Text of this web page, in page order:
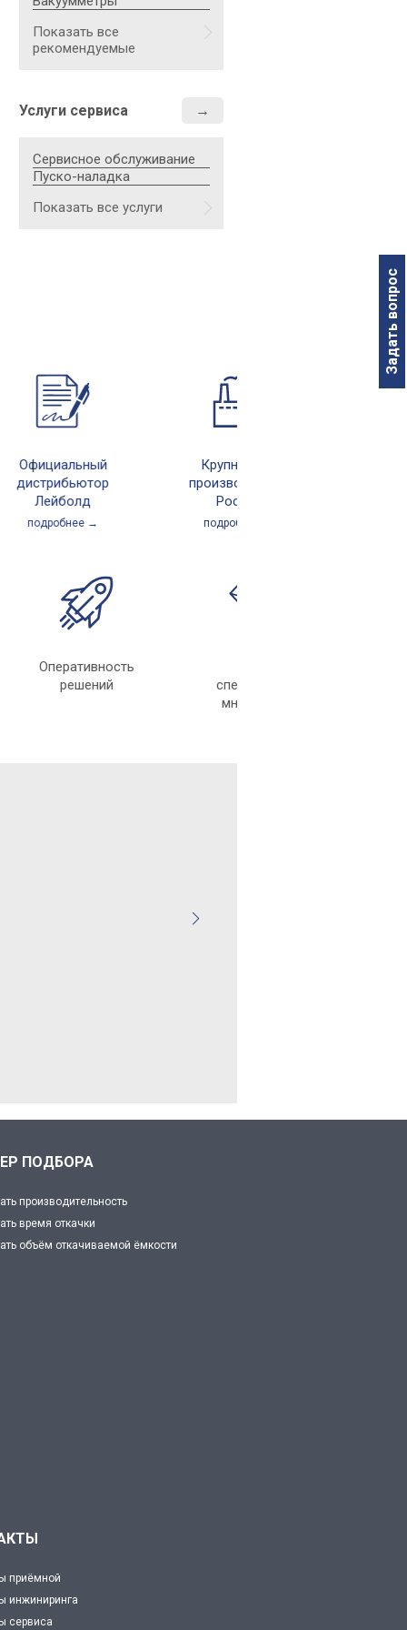
Задать вопрос
Показать все
рекомендуемые
Услуги сервиса
Сервисное обслуживание
Пуско-наладка
Показать все услуги
Официальный
дистрибьютор
Лейболд
подробнее →
Крупнейшее
производство в
России
подробнее →
Оперативность
решений
ПОДБОРА
производительность
время откачки
объём откачиваемой ёмкости
приёмной
инжиниринга
сервиса